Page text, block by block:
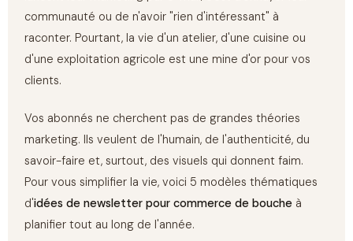
communauté ou de n'avoir "rien d'intéressant" à
raconter. Pourtant, la vie d'un atelier, d'une cuisine ou
d'une exploitation agricole est une mine d'or pour vos
clients.
Vos abonnés ne cherchent pas de grandes théories
marketing. Ils veulent de l'humain, de l'authenticité, du
savoir-faire et, surtout, des visuels qui donnent faim.
Pour vous simplifier la vie, voici 5 modèles thématiques
d'idées de newsletter pour commerce de bouche à
planifier tout au long de l'année.